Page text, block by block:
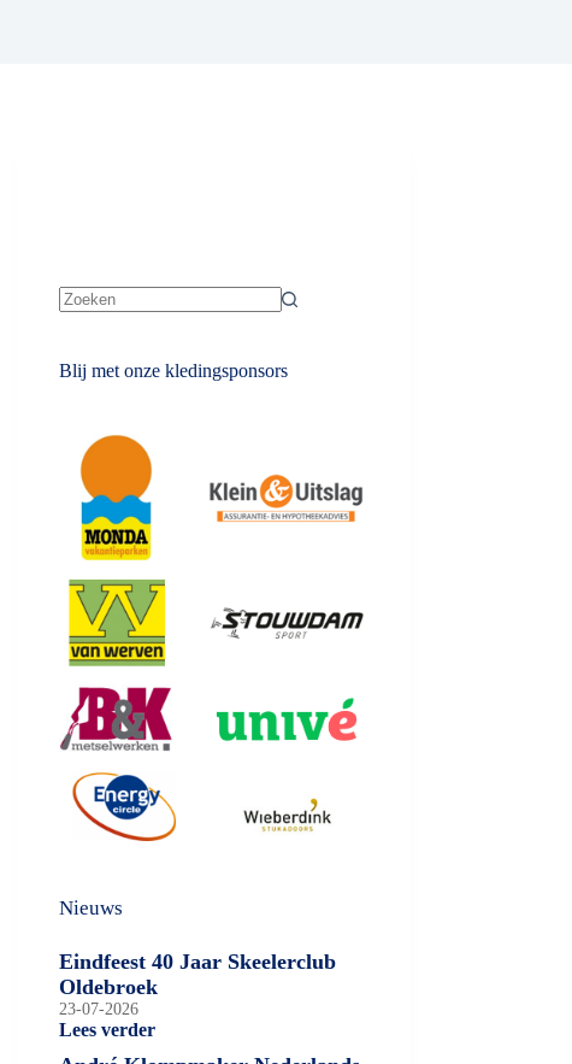
Blij met onze kledingsponsors
Nieuws
Eindfeest 40 Jaar Skeelerclub
Oldebroek
23-07-2026
Lees verder